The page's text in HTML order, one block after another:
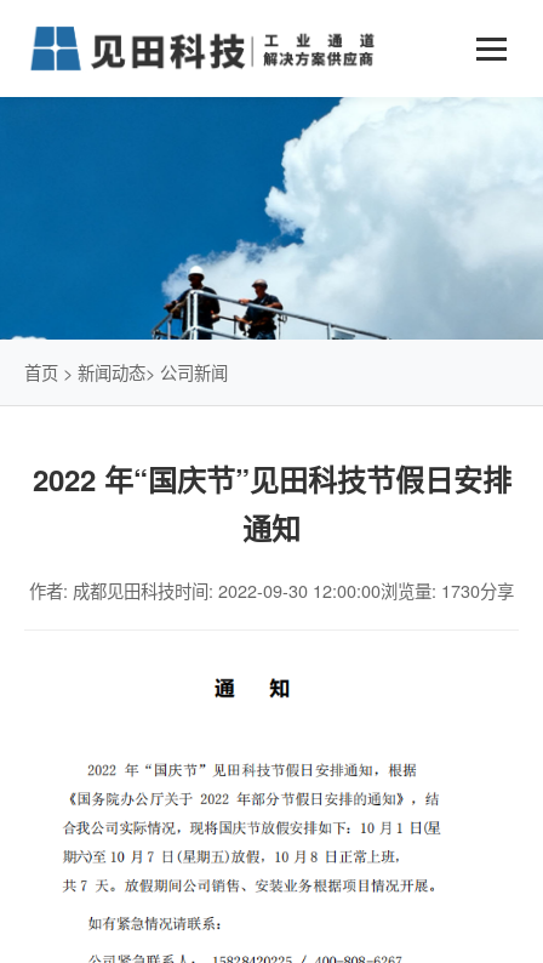
业务中心
仓储物流通道解决方案
智能立体库解决方案
简易升降机解决方案
新闻动态 +
传统仓储物流
石油化工行业
发展历程
首页 > 新闻动态> 公司新闻
2022 年“国庆节”见田科技节假日安排
通知
作者: 成都见田科技时间: 2022-09-30 12:00:00浏览量: 1730分享